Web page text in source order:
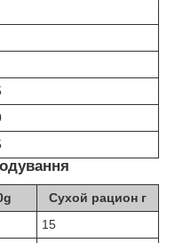
Сухой рацион г
15